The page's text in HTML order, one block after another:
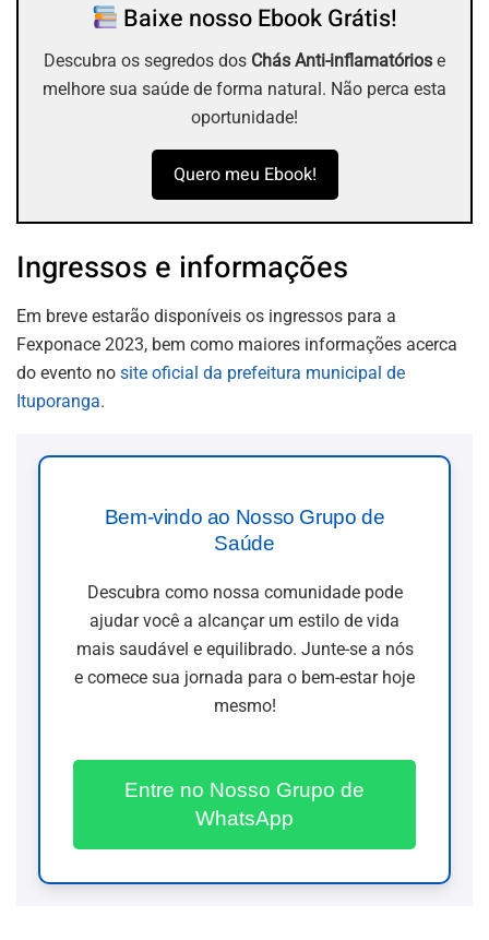
Baixe nosso Ebook Grátis!
Descubra os segredos dos Chás Anti-inflamatórios e
melhore sua saúde de forma natural. Não perca esta
oportunidade!
Quero meu Ebook!
Ingressos e informações
Em breve estarão disponíveis os ingressos para a
Fexponace 2023, bem como maiores informações acerca
do evento no site oficial da prefeitura municipal de
Ituporanga.
Bem-vindo ao Nosso Grupo de
Saúde
Descubra como nossa comunidade pode
ajudar você a alcançar um estilo de vida
mais saudável e equilibrado. Junte-se a nós
e comece sua jornada para o bem-estar hoje
mesmo!
Entre no Nosso Grupo de
WhatsApp